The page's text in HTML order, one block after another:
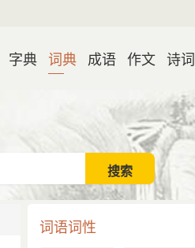
字典 词典 成语 作文 诗词
词语词性